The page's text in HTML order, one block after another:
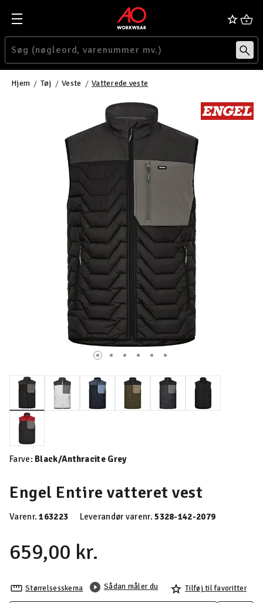
Hjem Tøj Veste Vatterede veste
Engel Entire vatteret vest
Varenr.163223 Leverandør varenr.5328-142-2079
659,00 kr.
valgte
Farve: Black/Anthracite Grey
Størrelsesskema Sådan måler du Tilføj til favoritter